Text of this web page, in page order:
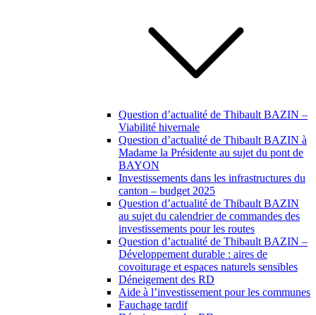
Question d’actualité de Thibault BAZIN –
Viabilité hivernale
Question d’actualité de Thibault BAZIN à
Madame la Présidente au sujet du pont de
BAYON
Investissements dans les infrastructures du
canton – budget 2025
Question d’actualité de Thibault BAZIN
au sujet du calendrier de commandes des
investissements pour les routes
Question d’actualité de Thibault BAZIN –
Développement durable : aires de
covoiturage et espaces naturels sensibles
Déneigement des RD
Aide à l’investissement pour les communes
Fauchage tardif